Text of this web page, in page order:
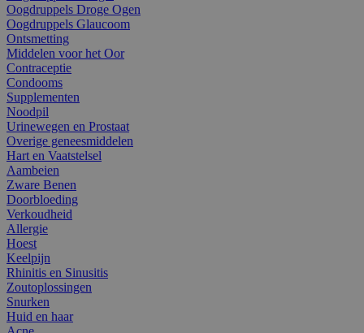
Oogdruppels Droge Ogen
Oogdruppels Glaucoom
Ontsmetting
Middelen voor het Oor
Contraceptie
Condooms
Supplementen
Noodpil
Urinewegen en Prostaat
Overige geneesmiddelen
Hart en Vaatstelsel
Aambeien
Zware Benen
Doorbloeding
Verkoudheid
Allergie
Hoest
Keelpijn
Rhinitis en Sinusitis
Zoutoplossingen
Snurken
Huid en haar